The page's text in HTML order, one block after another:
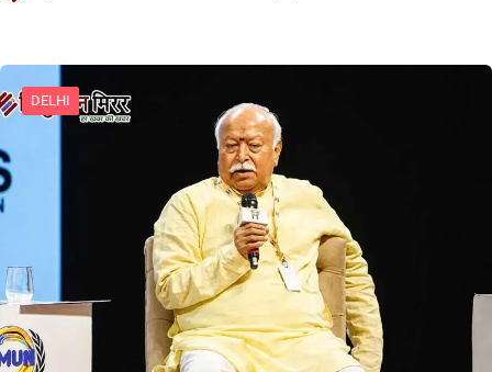
DELHI